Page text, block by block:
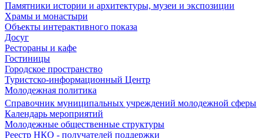
Памятники истории и архитектуры, музеи и экспозиции
Храмы и монастыри
Объекты интерактивного показа
Досуг
Рестораны и кафе
Гостиницы
Городское пространство
Туристско-информационный Центр
Молодежная политика
Справочник муниципальных учреждений молодежной сферы
Календарь мероприятий
Молодежные общественные структуры
Реестр НКО - получателей поддержки